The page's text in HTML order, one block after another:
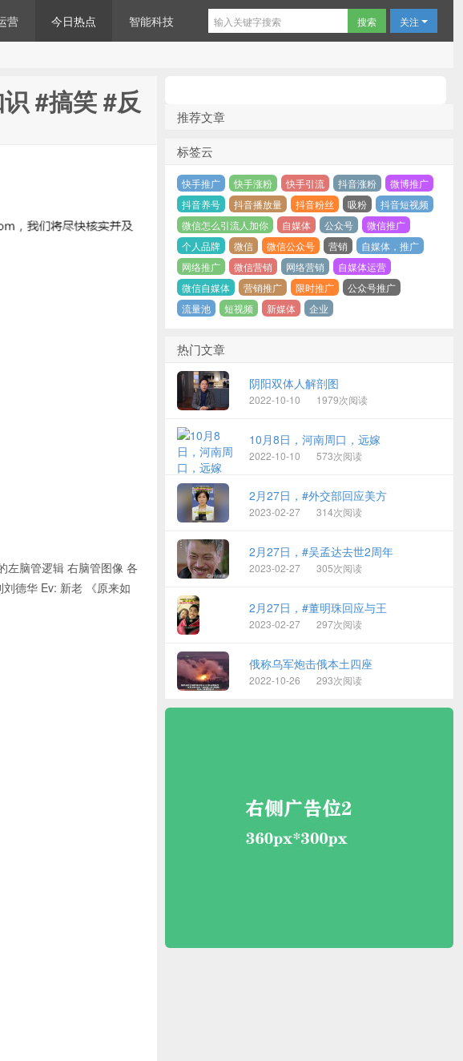
营 今日热点 智能科技 关注
#搞笑 #反
左脑管逻辑 右脑管图像 各
德华 Ev: 新老 《原来如
推荐文章
标签云
快手推广 快手涨粉 快手引流 抖音涨粉
微博推广
抖音养号
抖音播放量 抖音粉丝 吸粉
抖音短视频
微信怎么引流人加你
自媒体 公众号
微信推广
个人品牌
微信 微信公众号 营销
自媒体，推广
网络推广
微信营销 网络营销
自媒体运营
微信自媒体
营销推广 限时推广
公众号推广
流量池
短视频 新媒体 企业
热门文章
阴阳双体人解剖图
2022-10-10 1979次阅读
10月8日，河南周口，远嫁
2022-10-10 573次阅读
2月27日，#外交部回应美方
2023-02-27 314次阅读
2月27日，#吴孟达去世2周年
2023-02-27 305次阅读
2月27日，#董明珠回应与王
2023-02-27 297次阅读
俄称乌军炮击俄本土四座
2022-10-26 293次阅读